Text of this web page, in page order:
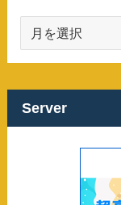
カ
ブ
Server